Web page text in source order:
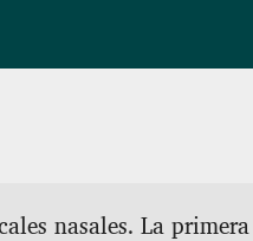
nasales. La